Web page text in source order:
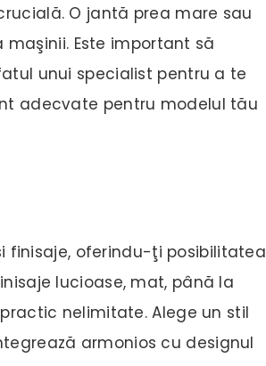
O jantă prea mare sau
Este important să
unui specialist pentru a te
adecvate pentru modelul tău
finisaje, oferindu-ţi posibilitatea
lucioase, mat, până la
nelimitate. Alege un stil
armonios cu designul